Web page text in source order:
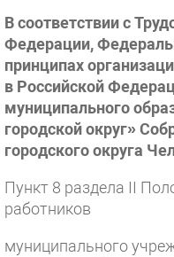
В соответствии с
Федерации,
принципах
в Российской
муниципального
городской округ»
городского округа
Пункт 8 раздела II
работников
муниципального